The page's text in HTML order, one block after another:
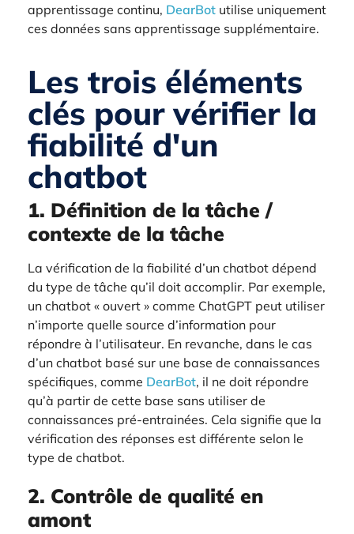
apprentissage continu, DearBot utilise uniquement
ces données sans apprentissage supplémentaire.
Les trois éléments
clés pour vérifier la
fiabilité d'un
chatbot
1. Définition de la tâche /
contexte de la tâche
La vérification de la fiabilité d’un chatbot dépend
du type de tâche qu’il doit accomplir. Par exemple,
un chatbot « ouvert » comme ChatGPT peut utiliser
n’importe quelle source d’information pour
répondre à l’utilisateur. En revanche, dans le cas
d’un chatbot basé sur une base de connaissances
spécifiques, comme DearBot, il ne doit répondre
qu’à partir de cette base sans utiliser de
connaissances pré-entrainées. Cela signifie que la
vérification des réponses est différente selon le
type de chatbot.
2. Contrôle de qualité en
amont